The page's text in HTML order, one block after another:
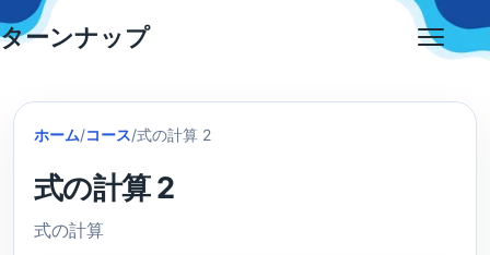
Skip
to
ターンナップ
ホーム/コース/式の計算 2
式の計算 2
式の計算